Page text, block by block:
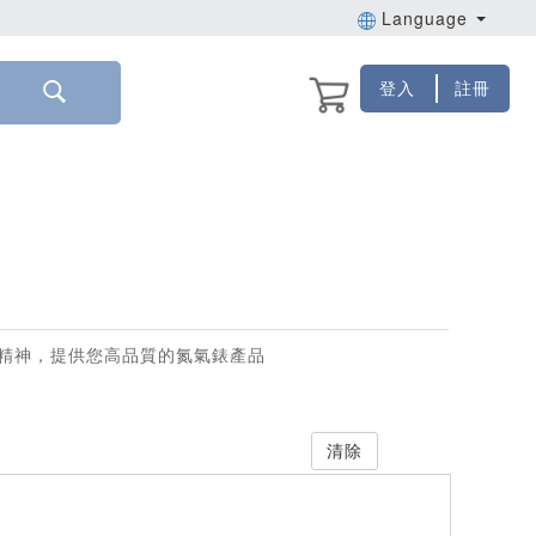
Language
登入 註冊
神，提供您高品質的氮氣錶產品
清除